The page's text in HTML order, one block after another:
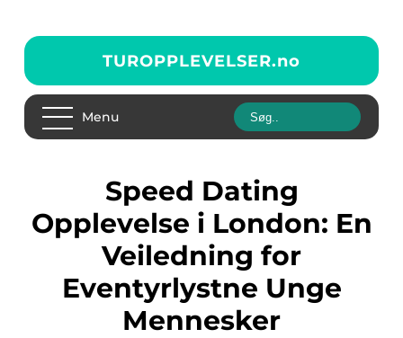
TUROPPLEVELSER.no
Menu
Speed Dating
Opplevelse i London: En
Veiledning for
Eventyrlystne Unge
Mennesker